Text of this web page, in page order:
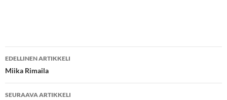
Artikkelien
selaus
EDELLINEN ARTIKKELI
Miika Rimaila
SEURAAVA ARTIKKELI